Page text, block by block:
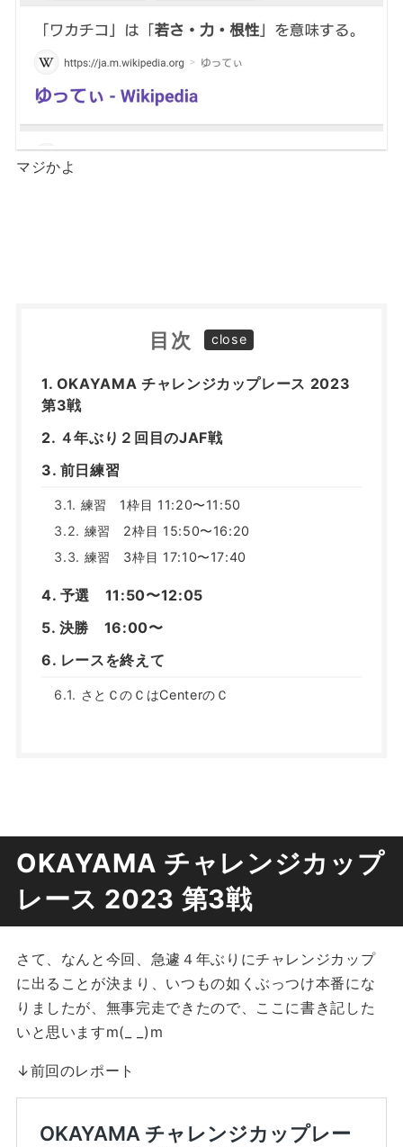
マジかよ
目次
OKAYAMA チャレンジカップレース 2023
第3戦
４年ぶり２回目のJAF戦
前日練習
練習 1枠目 11:20〜11:50
練習 2枠目 15:50〜16:20
練習 3枠目 17:10〜17:40
予選 11:50〜12:05
決勝 16:00〜
レースを終えて
さとＣのＣはCenterのＣ
OKAYAMA チャレンジカップ
レース 2023 第3戦
さて、なんと今回、急遽４年ぶりにチャレンジカップ
に出ることが決まり、いつもの如くぶっつけ本番にな
りましたが、無事完走できたので、ここに書き記した
いと思いますm(_ _)m
↓前回のレポート